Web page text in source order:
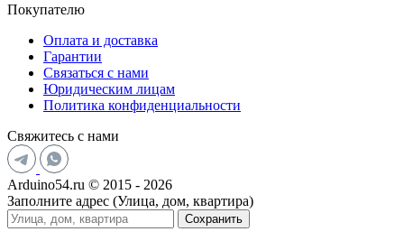
Покупателю
Оплата и доставка
Гарантии
Связаться с нами
Юридическим лицам
Политика конфиденциальности
Свяжитесь с нами
Arduino54.ru © 2015 - 2026
Заполните адрес (Улица, дом, квартира)
Сохранить